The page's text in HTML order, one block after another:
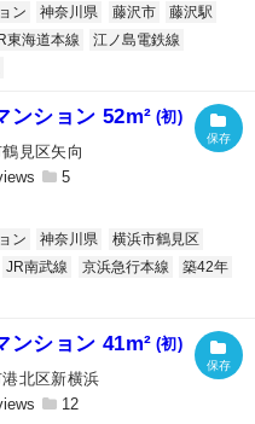
ン 神奈川県 藤沢市
藤沢駅
東海道本線
江ノ島電鉄線
ンション 52m² (初)
見区矢向
5
ン 神奈川県
横浜市鶴見区
JR南武線 京浜急行本線
築42年
ンション 41m² (初)
北区新横浜
12